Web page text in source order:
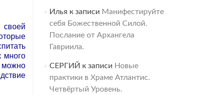
много
можно
Илья к записи Манифестируйте
себя Божественной Силой.
Послание от Архангела
Гавриила.
СЕРГИЙ к записи Новые
практики в Храме Атлантис.
Четвёртый Уровень.